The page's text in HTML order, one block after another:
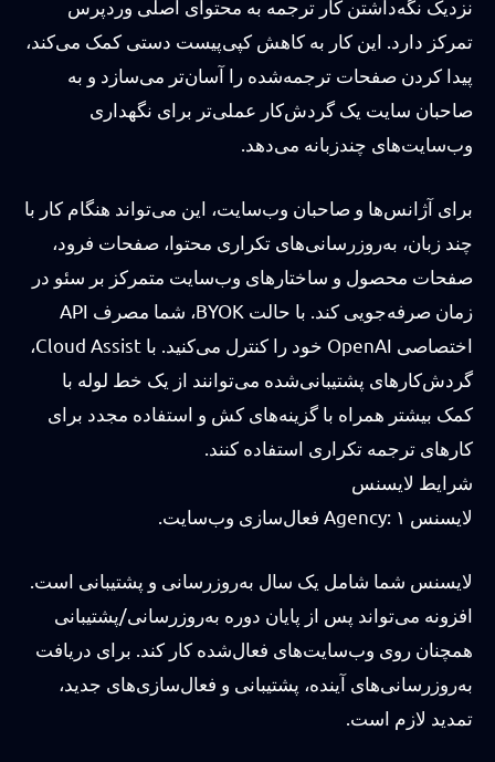
نزدیک نگه‌داشتن کار ترجمه به محتوای اصلی وردپرس
تمرکز دارد. این کار به کاهش کپی‌پیست دستی کمک می‌کند،
پیدا کردن صفحات ترجمه‌شده را آسان‌تر می‌سازد و به
صاحبان سایت یک گردش‌کار عملی‌تر برای نگهداری
وب‌سایت‌های چندزبانه می‌دهد.
برای آژانس‌ها و صاحبان وب‌سایت، این می‌تواند هنگام کار با
چند زبان، به‌روزرسانی‌های تکراری محتوا، صفحات فرود،
صفحات محصول و ساختارهای وب‌سایت متمرکز بر سئو در
زمان صرفه‌جویی کند. با حالت BYOK، شما مصرف API
اختصاصی OpenAI خود را کنترل می‌کنید. با Cloud Assist،
گردش‌کارهای پشتیبانی‌شده می‌توانند از یک خط لوله با
کمک بیشتر همراه با گزینه‌های کش و استفاده مجدد برای
کارهای ترجمه تکراری استفاده کنند.
شرایط لایسنس
لایسنس Agency: ۱ فعال‌سازی وب‌سایت.
لایسنس شما شامل یک سال به‌روزرسانی و پشتیبانی است.
افزونه می‌تواند پس از پایان دوره به‌روزرسانی/پشتیبانی
همچنان روی وب‌سایت‌های فعال‌شده کار کند. برای دریافت
به‌روزرسانی‌های آینده، پشتیبانی و فعال‌سازی‌های جدید،
تمدید لازم است.